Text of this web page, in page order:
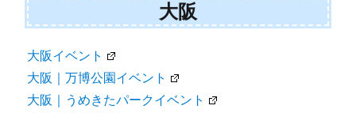
大阪
大阪イベント
大阪｜万博公園イベント
大阪｜うめきたパークイベント